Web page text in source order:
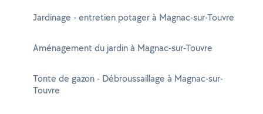
Jardinage - entretien potager à Magnac-sur-Touvre
Aménagement du jardin à Magnac-sur-Touvre
Tonte de gazon - Débroussaillage à Magnac-sur-
Touvre